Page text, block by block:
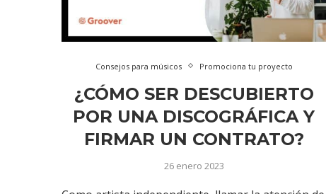
Consejos para músicos Promociona tu proyecto
¿CÓMO SER DESCUBIERTO
POR UNA DISCOGRÁFICA Y
FIRMAR UN CONTRATO?
26 enero 2023